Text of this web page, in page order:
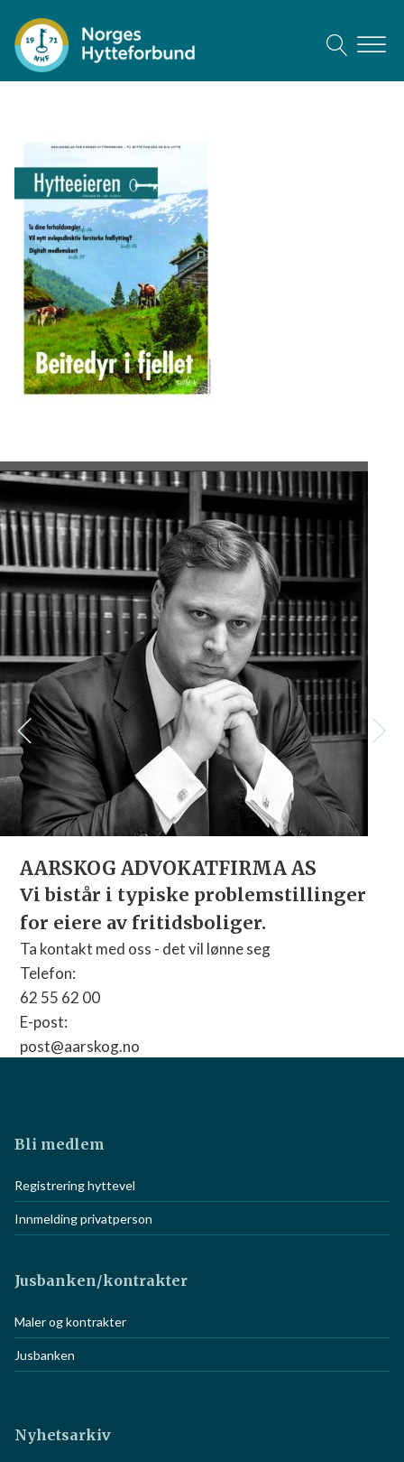
AARSKOG ADVOKATFIRMA AS
Vi bistår i typiske problemstillinger
for eiere av fritidsboliger.
Ta kontakt med oss - det vil lønne seg
Telefon:
62 55 62 00
E-post:
post@aarskog.no
Bli medlem
Registrering hyttevel
Innmelding privatperson
Jusbanken/kontrakter
Maler og kontrakter
Jusbanken
Nyhetsarkiv